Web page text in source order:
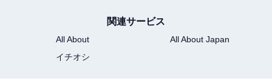
「専用出品」なのに他のユーザーに横取りされ
ました……購入予定だったユーザーに販売でき
ませんか？
関連サービス
All About
All About Japan
イチオシ